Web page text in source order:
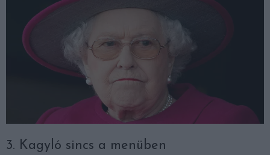
3. Kagyló sincs a menüben